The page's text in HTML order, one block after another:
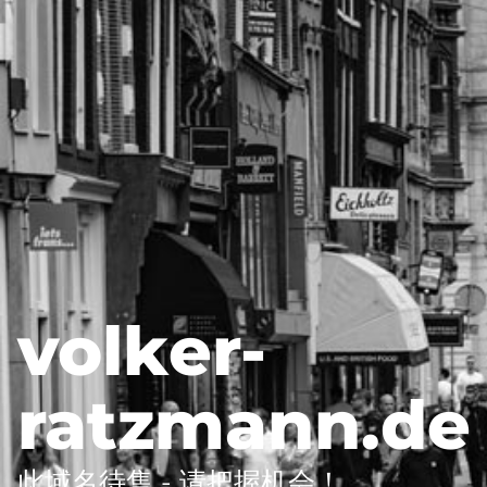
volker-
ratzmann.de